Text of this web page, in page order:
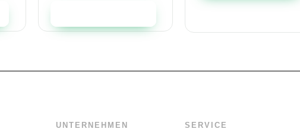
UNTERNEHMEN SERVICE